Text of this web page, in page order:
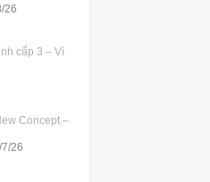
26
cấp 3 – Vì
Concept –
26